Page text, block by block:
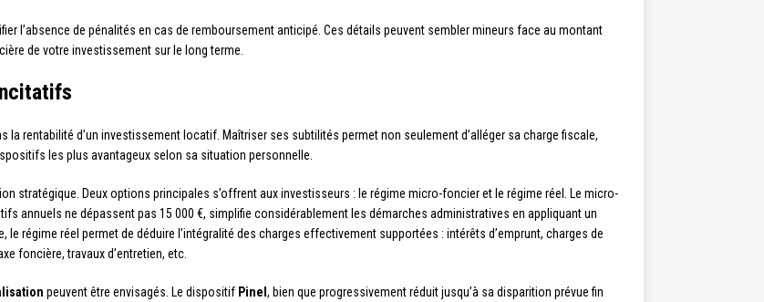
l’absence de pénalités en cas de remboursement anticipé. Ces détails peuvent sembler mineurs face au montant
de votre investissement sur le long terme.
la rentabilité d’un investissement locatif. Maîtriser ses subtilités permet non seulement d’alléger sa charge fiscale,
les plus avantageux selon sa situation personnelle.
stratégique. Deux options principales s’offrent aux investisseurs : le régime micro-foncier et le régime réel. Le micro-
annuels ne dépassent pas 15 000 €, simplifie considérablement les démarches administratives en appliquant un
régime réel permet de déduire l’intégralité des charges effectivement supportées : intérêts d’emprunt, charges de
foncière, travaux d’entretien, etc.
peuvent être envisagés. Le dispositif Pinel , bien que progressivement réduit jusqu’à sa disparition prévue fin